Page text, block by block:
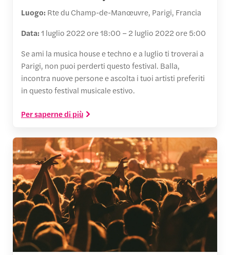
Luogo: Rte du Champ-de-Manœuvre, Parigi, Francia
Data:1 luglio 2022 ore 18:00 – 2 luglio 2022 ore 5:00
Se ami la musica house e techno e a luglio ti troverai a
Parigi, non puoi perderti questo festival. Balla,
incontra nuove persone e ascolta i tuoi artisti preferiti
in questo festival musicale estivo.
Per saperne di più